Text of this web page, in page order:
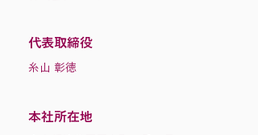
代表取締役
糸山 彰徳
本社所在地